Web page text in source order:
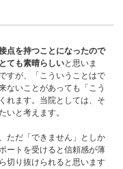
点を持つことになったので
ても素晴らしいと思いま
すが、「こういうことはで
ないことがあっても「こう
れます。当院としては、そ
いと考えます。
ただ「できません」としか
ートを受けると信頼感が薄
切り抜けられると思います